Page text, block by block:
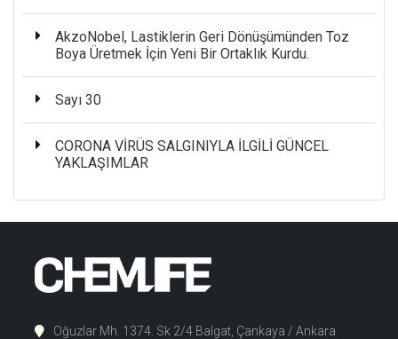
AkzoNobel, Lastiklerin Geri Dönüşümünden Toz
Boya Üretmek İçin Yeni Bir Ortaklık Kurdu.
Sayı 30
CORONA VİRÜS SALGINIYLA İLGİLİ GÜNCEL
YAKLAŞIMLAR
Oğuzlar Mh. 1374. Sk 2/4 Balgat, Çankaya / Ankara